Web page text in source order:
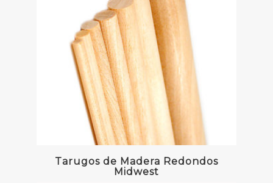
Tarugos de Madera Redondos
Midwest